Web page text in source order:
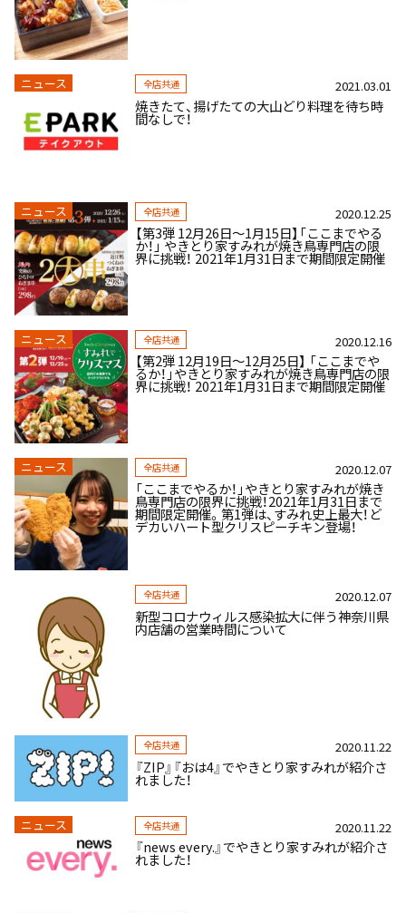
ニュース 全店共通 2021.03.01
焼きたて、揚げたての大山どり料理を待ち時
間なしで！
ニュース 全店共通 2020.12.25
【第3弾 12月26日～1月15日】「ここまでやる
か！」 やきとり家すみれが焼き鳥専門店の限
界に挑戦！ 2021年1月31日まで期間限定開催
ニュース 全店共通 2020.12.16
【第2弾 12月19日～12月25日】 「ここまでや
るか！」やきとり家すみれが焼き鳥専門店の限
界に挑戦！ 2021年1月31日まで期間限定開催
ニュース 全店共通 2020.12.07
「ここまでやるか！」やきとり家すみれが焼き
鳥専門店の限界に挑戦！2021年1月31日まで
期間限定開催。第1弾は、すみれ史上最大！ど
デカいハート型クリスピーチキン登場！
全店共通 2020.12.07
新型コロナウィルス感染拡大に伴う神奈川県
内店舗の営業時間について
全店共通 2020.11.22
『ZIP』『おは4』でやきとり家すみれが紹介さ
れました！
ニュース 全店共通 2020.11.22
『news every.』でやきとり家すみれが紹介さ
れました！